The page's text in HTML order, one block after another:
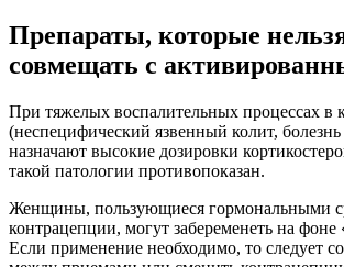
Препараты, которые
совмещать с
При тяжелых воспалительных процессах в
(неспецифический язвенный колит,
назначают высокие дозировки
такой патологии противопоказан.
Женщины, пользующиеся гормональными
контрацепции, могут забеременеть на фоне
Если применение необходимо, то следует